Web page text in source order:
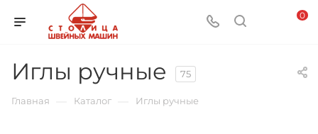
0
Иглы ручные 75
Главная Каталог Иглы ручные